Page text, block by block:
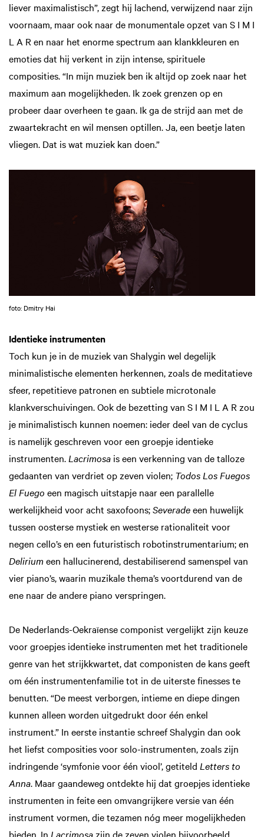
liever maximalistisch”, zegt hij lachend, verwijzend naar zijn
voornaam, maar ook naar de monumentale opzet van S I M I
L A R en naar het enorme spectrum aan klankkleuren en
emoties dat hij verkent in zijn intense, spirituele
composities. “In mijn muziek ben ik altijd op zoek naar het
maximum aan mogelijkheden. Ik zoek grenzen op en
probeer daar overheen te gaan. Ik ga de strijd aan met de
zwaartekracht en wil mensen optillen. Ja, een beetje laten
vliegen. Dat is wat muziek kan doen.”
foto: Dmitry Hai
Identieke instrumenten
Toch kun je in de muziek van Shalygin wel degelijk
minimalistische elementen herkennen, zoals de meditatieve
sfeer, repetitieve patronen en subtiele microtonale
klankverschuivingen. Ook de bezetting van S I M I L A R zou
je minimalistisch kunnen noemen: ieder deel van de cyclus
is namelijk geschreven voor een groepje identieke
instrumenten. Lacrimosa is een verkenning van de talloze
gedaanten van verdriet op zeven violen; Todos Los Fuegos
El Fuego een magisch uitstapje naar een parallelle
werkelijkheid voor acht saxofoons;Severadeeen huwelijk
tussen oosterse mystiek en westerse rationaliteit voor
negen cello’s en een futuristisch robotinstrumentarium; en
Delirium een hallucinerend, destabiliserend samenspel van
vier piano’s, waarin muzikale thema’s voortdurend van de
ene naar de andere piano verspringen.
De Nederlands-Oekraïense componist vergelijkt zijn keuze
voor groepjes identieke instrumenten met het traditionele
genre van het strijkkwartet, dat componisten de kans geeft
om één instrumentenfamilie tot in de uiterste finesses te
benutten. “De meest verborgen, intieme en diepe dingen
kunnen alleen worden uitgedrukt door één enkel
instrument.” In eerste instantie schreef Shalygin dan ook
het liefst composities voor solo-instrumenten, zoals zijn
indringende ‘symfonie voor één viool’, getiteld Letters to
Anna. Maar gaandeweg ontdekte hij dat groepjes identieke
instrumenten in feite een omvangrijkere versie van één
instrument vormen, die tezamen nóg meer mogelijkheden
bieden. In Lacrimosazijn de zeven violen bijvoorbeeld